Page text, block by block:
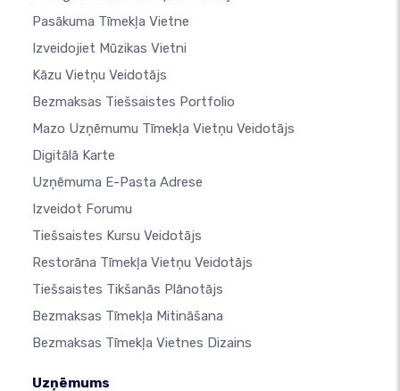
Pasākuma Tīmekļa Vietne
Izveidojiet Mūzikas Vietni
Kāzu Vietņu Veidotājs
Bezmaksas Tiešsaistes Portfolio
Mazo Uzņēmumu Tīmekļa Vietņu Veidotājs
Digitālā Karte
Uzņēmuma E-Pasta Adrese
Izveidot Forumu
Tiešsaistes Kursu Veidotājs
Restorāna Tīmekļa Vietņu Veidotājs
Tiešsaistes Tikšanās Plānotājs
Bezmaksas Tīmekļa Mitināšana
Bezmaksas Tīmekļa Vietnes Dizains
Uzņēmums